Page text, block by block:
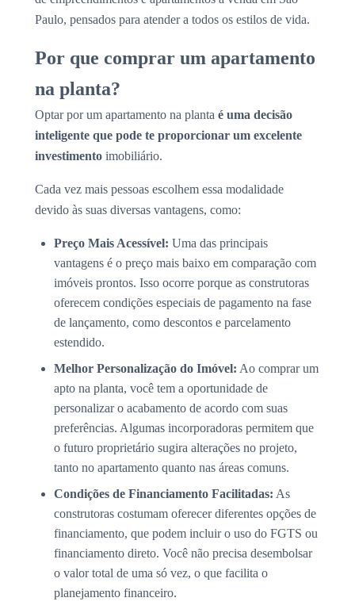
Paulo, pensados para atender a todos os estilos de vida.
Por que comprar um apartamento
na planta?
Optar por um apartamento na planta é uma decisão
inteligente que pode te proporcionar um excelente
investimento imobiliário.
Cada vez mais pessoas escolhem essa modalidade
devido às suas diversas vantagens, como:
Preço Mais Acessível: Uma das principais
vantagens é o preço mais baixo em comparação com
imóveis prontos. Isso ocorre porque as construtoras
oferecem condições especiais de pagamento na fase
de lançamento, como descontos e parcelamento
estendido.
Melhor Personalização do Imóvel: Ao comprar um
apto na planta, você tem a oportunidade de
personalizar o acabamento de acordo com suas
preferências. Algumas incorporadoras permitem que
o futuro proprietário sugira alterações no projeto,
tanto no apartamento quanto nas áreas comuns.
Condições de Financiamento Facilitadas: As
construtoras costumam oferecer diferentes opções de
financiamento, que podem incluir o uso do FGTS ou
financiamento direto. Você não precisa desembolsar
o valor total de uma só vez, o que facilita o
planejamento financeiro.